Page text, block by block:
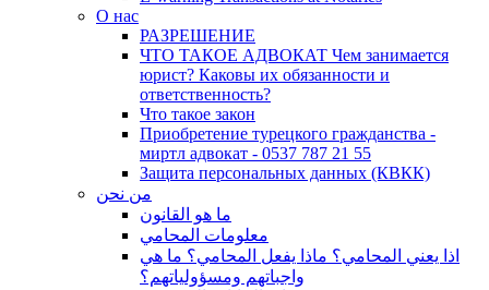
О нас
РАЗРЕШЕНИЕ
ЧТО ТАКОЕ АДВОКАТ Чем занимается
юрист? Каковы их обязанности и
ответственность?
Что такое закон
Приобретение турецкого гражданства -
миртл адвокат - 0537 787 21 55
Защита персональных данных (КВКК)
من نحن
ما هو القانون
معلومات المحامي
اذا يعني المحامي؟ ماذا يفعل المحامي؟ ما هي
واجباتهم ومسؤولياتهم؟